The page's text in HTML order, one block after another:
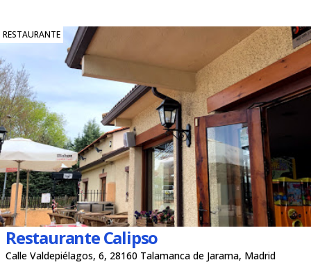
RESTAURANTE
Restaurante Calipso
Calle Valdepiélagos, 6, 28160 Talamanca de Jarama, Madrid